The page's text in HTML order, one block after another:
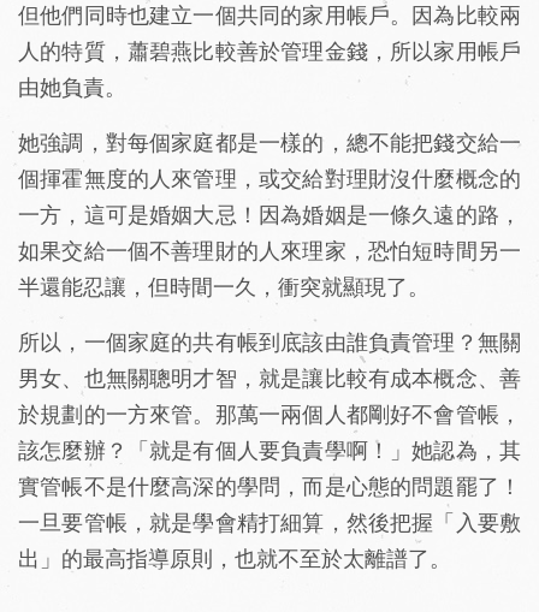
但他們同時也建立一個共同的家用帳戶。因為比較兩
人的特質，蕭碧燕比較善於管理金錢，所以家用帳戶
由她負責。
她強調，對每個家庭都是一樣的，總不能把錢交給一
個揮霍無度的人來管理，或交給對理財沒什麼概念的
一方，這可是婚姻大忌！因為婚姻是一條久遠的路，
如果交給一個不善理財的人來理家，恐怕短時間另一
半還能忍讓，但時間一久，衝突就顯現了。
所以，一個家庭的共有帳到底該由誰負責管理？無關
男女、也無關聰明才智，就是讓比較有成本概念、善
於規劃的一方來管。那萬一兩個人都剛好不會管帳，
該怎麼辦？「就是有個人要負責學啊！」她認為，其
實管帳不是什麼高深的學問，而是心態的問題罷了！
一旦要管帳，就是學會精打細算，然後把握「入要敷
出」的最高指導原則，也就不至於太離譜了。